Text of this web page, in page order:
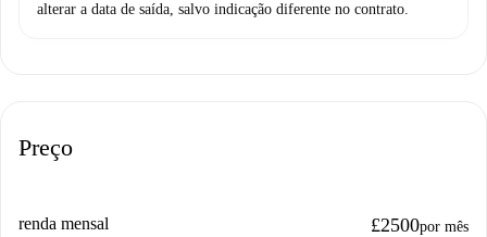
alterar a data de saída, salvo indicação diferente no contrato.
Preço
renda mensal £2500por mês